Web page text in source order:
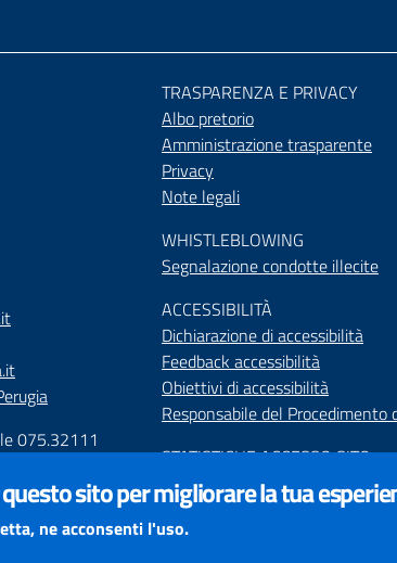
075.32111
TRASPARENZA E PRIVACY
Albo pretorio
Amministrazione trasparente
Privacy
Note legali
WHISTLEBLOWING
Segnalazione condotte illecite
ACCESSIBILITÀ
Dichiarazione di accessibilità
Feedback accessibilità
Obiettivi di accessibilità
Responsabile del Procedimento
STATISTICHE ACCESSO SITO
SEGNALAZIONI relative ai
redazione@provincia.perugia.it
sito per migliorare la tua
ne acconsenti l'uso.